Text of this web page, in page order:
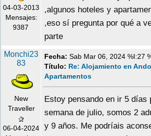
04-03-2013
Mensajes:
9387
,algunos hoteles y
,eso sí pregunta por qué a
parte
Monchi23
83
New
Traveller
06-04-2024
Fecha: Sab Mar 06, 2024 %I:27
Título: Re: Alojamiento en
Apartamentos
Estoy pensando en ir 5 días
semana de julio, somos 2
y 9 años. Me podríais